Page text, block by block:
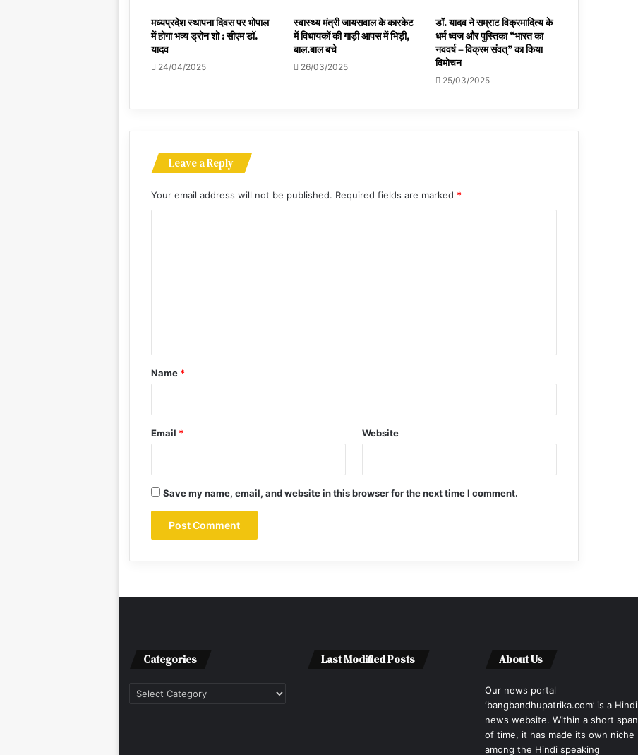
मध्यप्रदेश स्थापना दिवस पर भोपाल
में होगा भव्य ड्रोन शो : सीएम डॉ.
यादव
24/04/2025
स्वास्थ्य मंत्री जायसवाल के कारकेट
में विधायकों की गाड़ी आपस में भिड़ी,
बाल.बाल बचे
26/03/2025
डॉ. यादव ने सम्राट विक्रमादित्य के
धर्म ध्वज और पुस्तिका “भारत का
नववर्ष – विक्रम संवत्” का किया
विमोचन
25/03/2025
Leave a Reply
Your email address will not be published. Required fields are marked *
*
Name *
Email * Website
Save my name, email, and website in this browser for the next time I comment.
Categories
Categories
Last Modified Posts About Us
Our news portal
‘bangbandhupatrika.com’ is a Hindi
news website. Within a short span
of time, it has made its own niche
among the Hindi speaking